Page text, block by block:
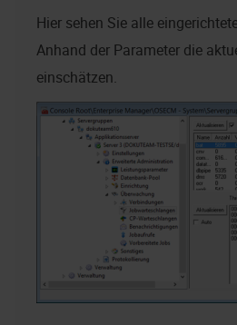
Hier sehen Sie alle
Anhand der Parameter die
einschätzen.